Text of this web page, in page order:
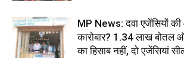
MP News: दवा एजेंसियों
कारोबार? 1.34 लाख बोतल
का हिसाब नहीं, दो एजेंसियां